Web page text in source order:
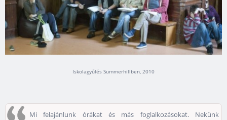
Iskolagyűlés Summerhillben, 2010
Mi felajánlunk órákat és más foglalkozásokat. Nekünk